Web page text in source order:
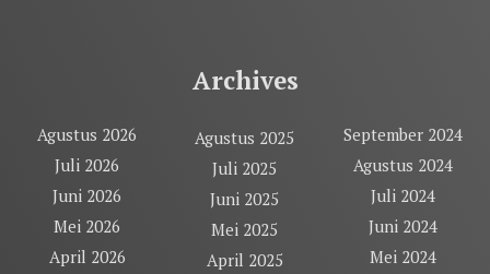
Archives
Agustus 2026
Juli 2026
Juni 2026
Mei 2026
April 2026
Agustus 2025
Juli 2025
Juni 2025
Mei 2025
April 2025
September 2024
Agustus 2024
Juli 2024
Juni 2024
Mei 2024